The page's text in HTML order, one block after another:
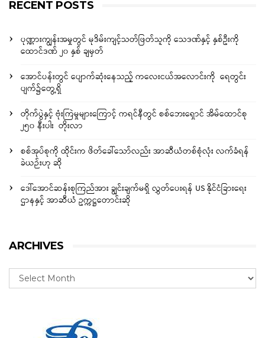
RECENT POSTS
ပုဏ္ဏားကျွန်းအမှုတွင် မုဒိမ်းကျင့်သတ်ဖြတ်သူကို သေဒဏ်နှင့် နှစ်ဦးကို
ထောင်ဒဏ် ၂၀ နှစ် ချမှတ်
အောင်ပန်းတွင် ပျောက်ဆုံးနေသည့် ကလေးငယ်အလောင်းကို ရေတွင်း
ပျက်၌တွေ့ရှိ
တိုက်ပွဲနှင့် ဗုံးကြဲမှုများကြောင့် ကရင်နီတွင် စစ်ဘေးရှောင် အိမ်ထောင်စု
၂၅၀ နီးပါး တိုးလာ
စစ်အုပ်စုကို ထိုင်းက ဖိတ်ခေါ်သော်လည်း အာဆီယံတစ်စုံလုံး လက်ခံရန်
ခဲယဉ်းဟု ဆို
ဒေါ်အောင်ဆန်းစုကြည်အား ချွင်းချက်မရှိ လွှတ်ပေးရန် US နိုင်ငံခြားရေး
ဌာနနှင့် အာဆီယံ ဥက္ကဋ္ဌတောင်းဆို
ARCHIVES